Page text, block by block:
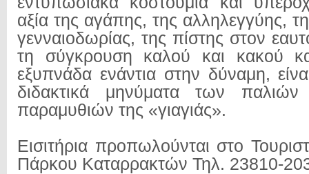
αξία της αγάπης, της αλληλεγγύης,
γενναιοδωρίας, της πίστης στον
τη σύγκρουση καλού και κακού
εξυπνάδα ενάντια στην δύναμη,
διδακτικά μηνύματα των
παραμυθιών της «γιαγιάς».
Εισιτήρια προπωλούνται στο
Πάρκου Καταρρακτών Τηλ. 23810-